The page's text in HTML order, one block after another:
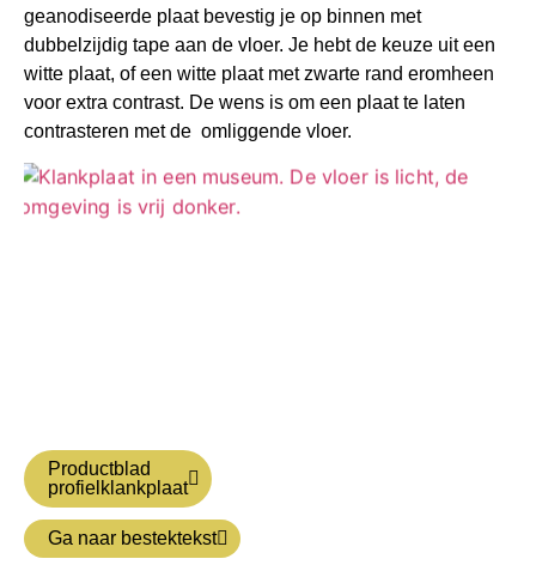
geanodiseerde plaat bevestig je op binnen met
dubbelzijdig tape aan de vloer. Je hebt de keuze uit een
witte plaat, of een witte plaat met zwarte rand eromheen
voor extra contrast. De wens is om een plaat te laten
contrasteren met de omliggende vloer.
Productblad
profielklankplaat
Ga naar bestektekst